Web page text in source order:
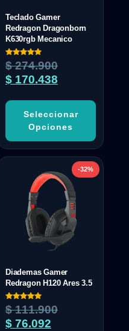
Teclado Gamer
Redragon Dragonborn
K630rgb Mecanico
Valorado
con
5.00
de 5
$274.900
$ 170.438
Seleccionar
Opciones
-32%
Diademas Gamer
Redragon H120 Ares 3.5
Valorado
con
5.00
de 5
$111.900
$ 76.092